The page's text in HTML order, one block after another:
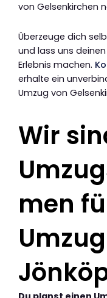
von Gelsenkirchen
Überzeuge dich
und lass uns
Erlebnis machen.
erhalte ein
Umzug von
Wir
men